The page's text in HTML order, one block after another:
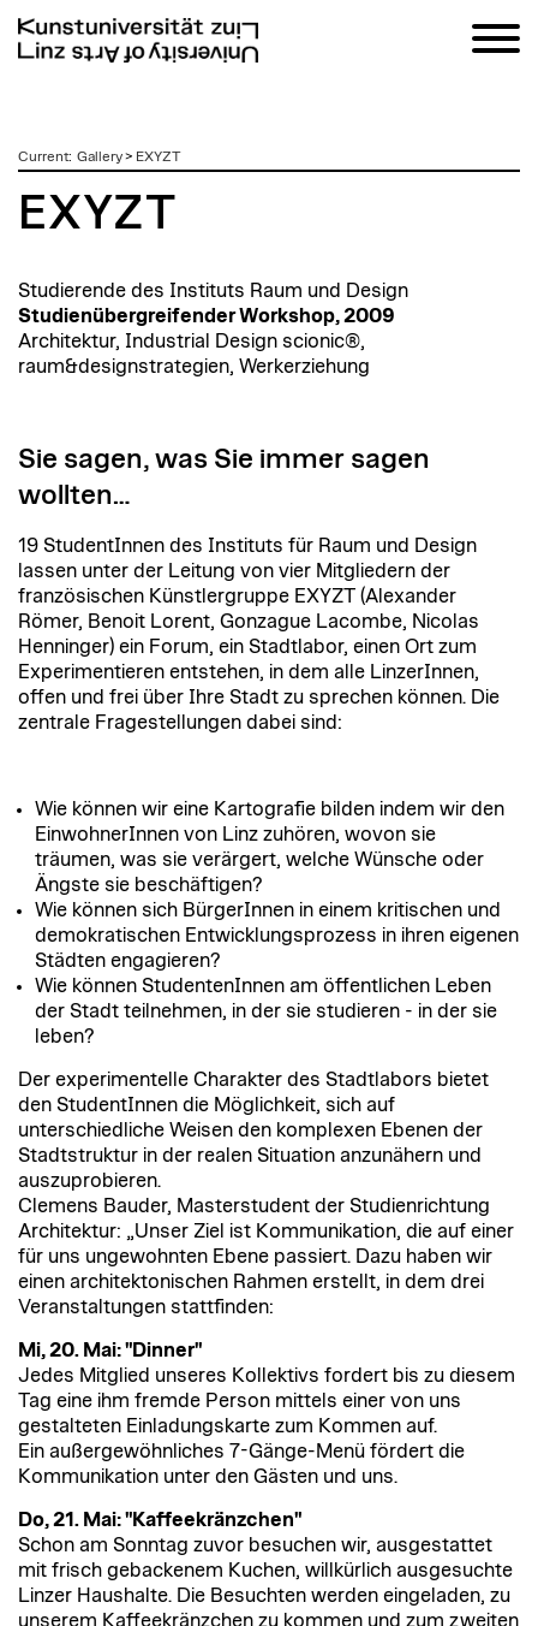
zumCurrent: Gallery> EXYZT
EXYZT
Studierende des Instituts Raum und Design
Studienübergreifender Workshop, 2009
Architektur, Industrial Design scionic®,
raum&designstrategien, Werkerziehung
Sie sagen, was Sie immer sagen
wollten…
19 StudentInnen des Instituts für Raum und Design
lassen unter der Leitung von vier Mitgliedern der
französischen Künstlergruppe EXYZT (Alexander
Römer, Benoit Lorent, Gonzague Lacombe, Nicolas
Henninger) ein Forum, ein Stadtlabor, einen Ort zum
Experimentieren entstehen, in dem alle LinzerInnen,
offen und frei über Ihre Stadt zu sprechen können. Die
zentrale Fragestellungen dabei sind:
Wie können wir eine Kartografie bilden indem wir den
EinwohnerInnen von Linz zuhören, wovon sie
träumen, was sie verärgert, welche Wünsche oder
Ängste sie beschäftigen?
Wie können sich BürgerInnen in einem kritischen und
demokratischen Entwicklungsprozess in ihren eigenen
Städten engagieren?
Wie können StudentenInnen am öffentlichen Leben
der Stadt teilnehmen, in der sie studieren - in der sie
leben?
Der experimentelle Charakter des Stadtlabors bietet
den StudentInnen die Möglichkeit, sich auf
unterschiedliche Weisen den komplexen Ebenen der
Stadtstruktur in der realen Situation anzunähern und
auszuprobieren.
Clemens Bauder, Masterstudent der Studienrichtung
Architektur: „Unser Ziel ist Kommunikation, die auf einer
für uns ungewohnten Ebene passiert. Dazu haben wir
einen architektonischen Rahmen erstellt, in dem drei
Veranstaltungen stattfinden:
Mi, 20. Mai: "Dinner"
Jedes Mitglied unseres Kollektivs fordert bis zu diesem
Tag eine ihm fremde Person mittels einer von uns
gestalteten Einladungskarte zum Kommen auf.
Ein außergewöhnliches 7-Gänge-Menü fördert die
Kommunikation unter den Gästen und uns.
Do, 21. Mai: "Kaffeekränzchen"
Schon am Sonntag zuvor besuchen wir, ausgestattet
mit frisch gebackenem Kuchen, willkürlich ausgesuchte
Linzer Haushalte. Die Besuchten werden eingeladen, zu
unserem Kaffeekränzchen zu kommen und zum zweiten